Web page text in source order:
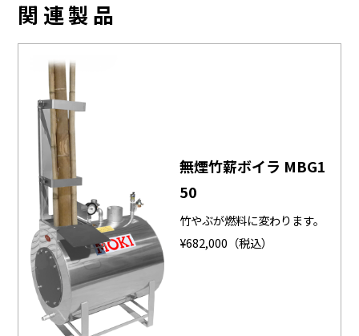
関連製品
無煙竹薪ボイラ MBG1
50
竹やぶが燃料に変わります。
¥682,000（税込）